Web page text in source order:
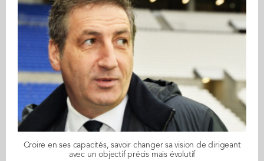
Croire en ses capacités, savoir changer sa vision de dirigeant
avec un objectif précis mais évolutif